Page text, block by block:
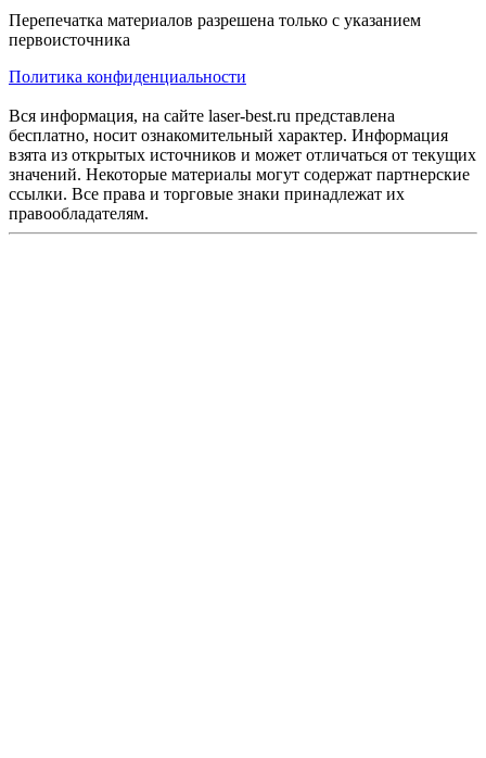
Перепечатка материалов разрешена только с указанием
первоисточника
Политика конфиденциальности
Вся информация, на сайте laser-best.ru представлена
бесплатно, носит ознакомительный характер. Информация
взята из открытых источников и может отличаться от текущих
значений. Некоторые материалы могут содержат партнерские
ссылки. Все права и торговые знаки принадлежат их
правообладателям.